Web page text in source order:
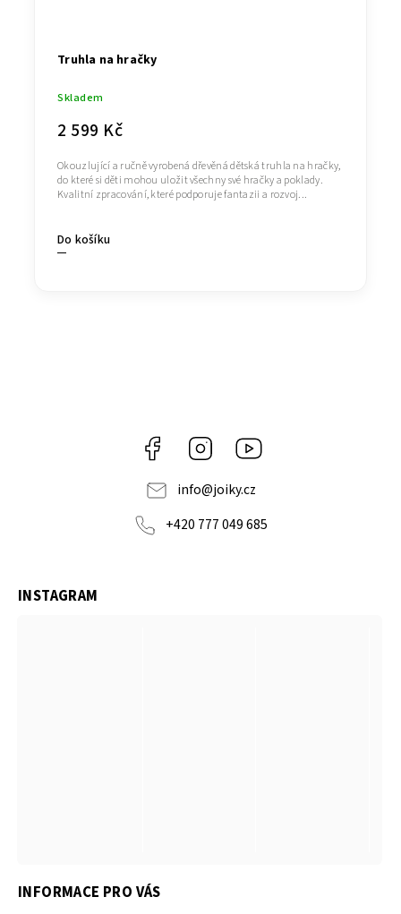
Truhla na hračky
Skladem
2 599 Kč
Do košíku
Okouzlující a ručně vyrobená dřevěná dětská truhla na hračky,
do které si děti mohou uložit všechny své hračky a poklady.
Kvalitní zpracování, které podporuje fantazii a rozvoj...
Facebook Instagram
info@joiky.cz
+420 777 049 685
INFORMACE PRO VÁS
INSTAGRAM